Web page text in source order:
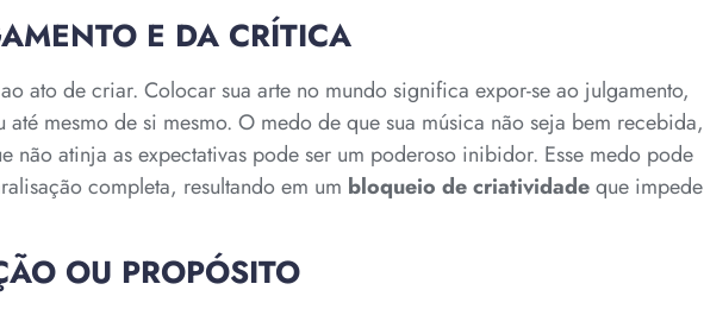
E DA CRÍTICA
ato de criar. Colocar sua arte no mundo significa expor-se ao julgamento,
mesmo de si mesmo. O medo de que sua música não seja bem recebida,
não atinja as expectativas pode ser um poderoso inibidor. Esse medo pode
completa, resultando em um bloqueio de criatividadeque impede
OU PROPÓSITO